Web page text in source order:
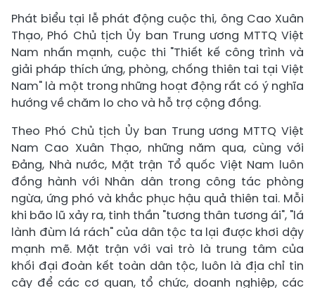
Phát biểu tại lễ phát động cuộc thi, ông Cao Xuân
Thạo, Phó Chủ tịch Ủy ban Trung ương MTTQ Việt
Nam nhấn mạnh, cuộc thi "Thiết kế công trình và
giải pháp thích ứng, phòng, chống thiên tai tại Việt
Nam" là một trong những hoạt động rất có ý nghĩa
hướng về chăm lo cho và hỗ trợ cộng đồng.
Theo Phó Chủ tịch Ủy ban Trung ương MTTQ Việt
Nam Cao Xuân Thạo, những năm qua, cùng với
Đảng, Nhà nước, Mặt trận Tổ quốc Việt Nam luôn
đồng hành với Nhân dân trong công tác phòng
ngừa, ứng phó và khắc phục hậu quả thiên tai. Mỗi
khi bão lũ xảy ra, tinh thần "tương thân tương ái", "lá
lành đùm lá rách" của dân tộc ta lại được khơi dậy
mạnh mẽ. Mặt trận với vai trò là trung tâm của
khối đại đoàn kết toàn dân tộc, luôn là địa chỉ tin
cậy để các cơ quan, tổ chức, doanh nghiệp, các